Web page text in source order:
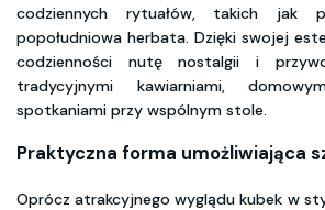
codziennych rytuałów, takich jak
popołudniowa herbata. Dzięki swojej
codzienności nutę nostalgii i
tradycyjnymi kawiarniami,
spotkaniami przy wspólnym stole.
Praktyczna forma umożliwiająca
Oprócz atrakcyjnego wyglądu kubek w